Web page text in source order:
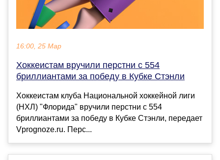
16:00, 25 Мар
Хоккеистам вручили перстни с 554
бриллиантами за победу в Кубке Стэнли
Хоккеистам клуба Национальной хоккейной лиги
(НХЛ) "Флорида" вручили перстни с 554
бриллиантами за победу в Кубке Стэнли, передает
Vprognoze.ru. Перс...